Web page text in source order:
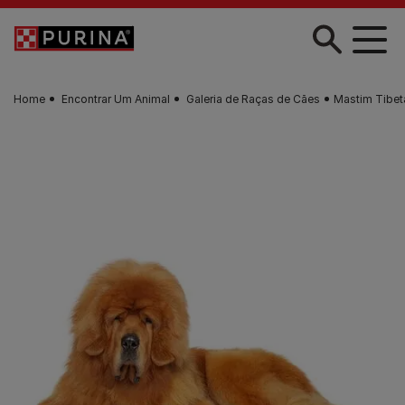
Skip to main content
Home Encontrar Um Animal Galeria de Raças de Cães Mastim